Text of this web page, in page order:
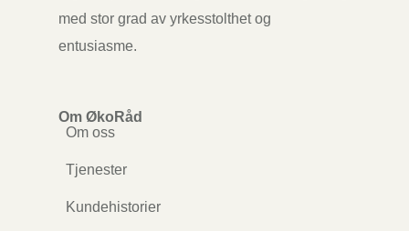
med stor grad av yrkesstolthet og
entusiasme.
Om ØkoRåd
Om oss
Tjenester
Kundehistorier